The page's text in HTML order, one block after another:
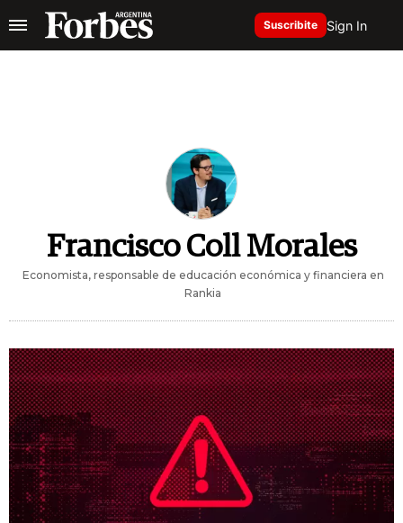
Suscribite Sign In
Francisco Coll Morales
Economista, responsable de educación económica y financiera en
Rankia